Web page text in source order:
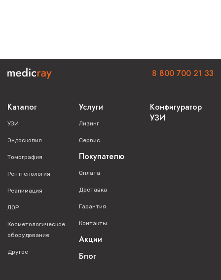
Каталог
УЗИ
Эндоскопия
Томография
Рентгенология
Реанимация
ЛОР
Косметологическое
оборудование
Другое
Услуги
Лизинг
Сервис
Покупателю
Оплата
Доставка
Гарантия
Контакты
Акции
Блог
Конфигуратор
УЗИ
8 800 700 21 33